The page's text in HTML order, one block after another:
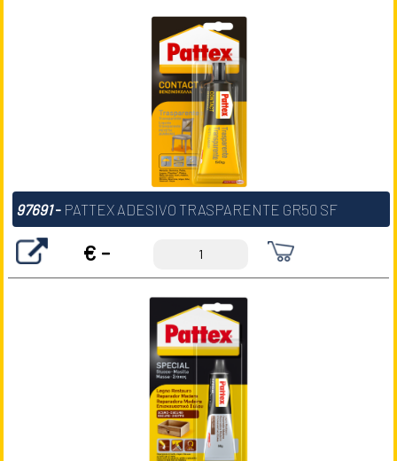
97691- PATTEX ADESIVO TRASPARENTE GR50 SF
€ -